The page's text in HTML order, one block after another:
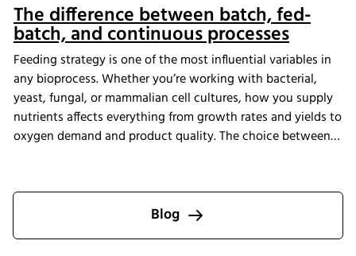
The difference between batch, fed-
batch, and continuous processes
Feeding strategy is one of the most influential variables in
any bioprocess. Whether you’re working with bacterial,
yeast, fungal, or mammalian cell cultures, how you supply
nutrients affects everything from growth rates and yields to
oxygen demand and product quality. The choice between
modern bioreactor systems like those from INFORS HT make
it easy to implement any of these strategies at lab or pilot
scale.
Blog